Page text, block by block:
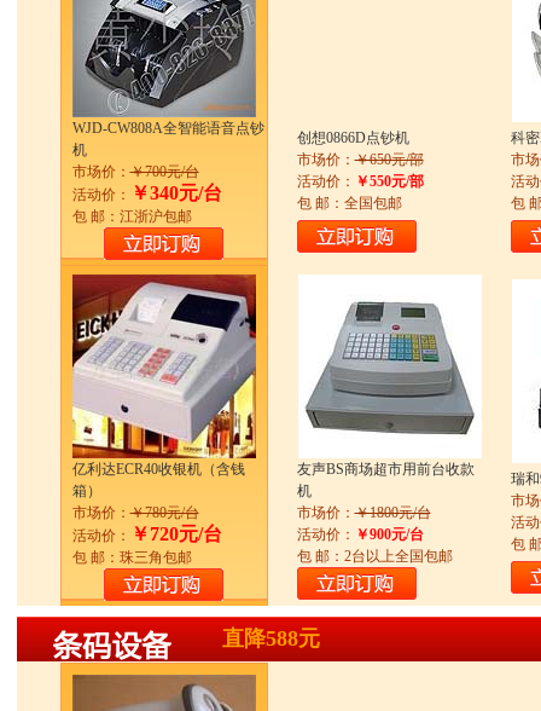
WJD-CW808A全智能语音点钞
机
市场价：￥700元/台
活动价： ￥340元/台
包 邮：江浙沪包邮
创想0866D点钞机
市场价：￥650元/部
活动价： ￥550元/部
包 邮：全国包邮
科
市
活
包
亿利达ECR40收银机（含钱
箱）
市场价：￥780元/台
活动价： ￥720元/台
包 邮：珠三角包邮
友声BS商场超市用前台收款
机
市场价：￥1800元/台
活动价： ￥900元/台
包 邮：2台以上全国包邮
瑞
市
活
包
直降588元